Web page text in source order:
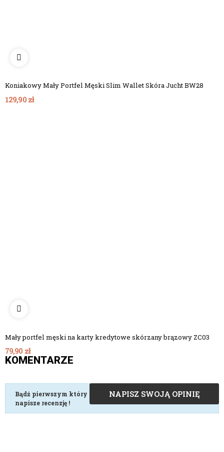
Koniakowy Mały Portfel Męski Slim Wallet Skóra Jucht BW28
129,90 zł
Mały portfel męski na karty kredytowe skórzany brązowy ZC03
79,90 zł
KOMENTARZE
NAPISZ SWOJĄ OPINIĘ
Bądź pierwszym który
napisze recenzję !